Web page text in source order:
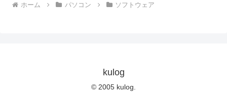
ホーム パソコン ソフトウェア
kulog
© 2005 kulog.